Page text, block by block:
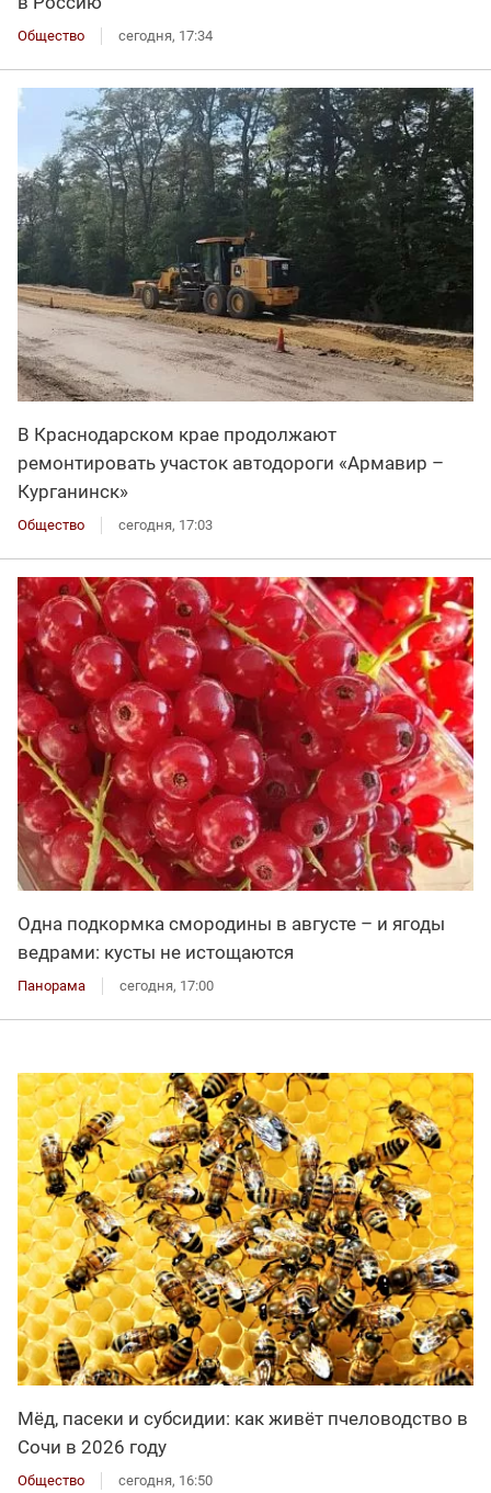
Общество сегодня, 17:34
В Краснодарском крае продолжают
ремонтировать участок автодороги «Армавир –
Курганинск»
Общество сегодня, 17:03
Одна подкормка смородины в августе – и ягоды
ведрами: кусты не истощаются
Панорама сегодня, 17:00
Мёд, пасеки и субсидии: как живёт пчеловодство в
Сочи в 2026 году
Общество сегодня, 16:50